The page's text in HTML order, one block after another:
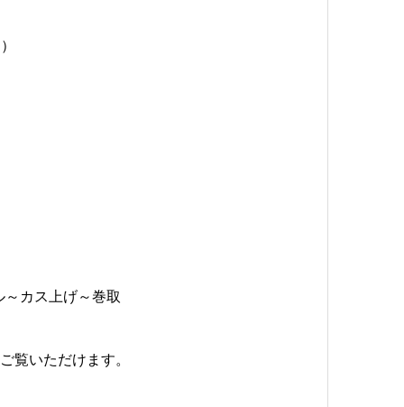
カス上げ～巻取
覧いただけます。